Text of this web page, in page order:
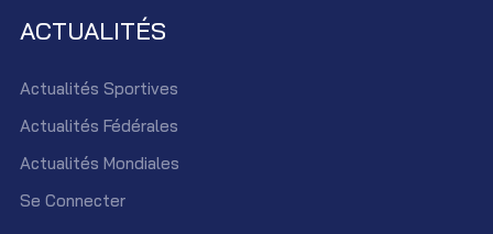
ACTUALITÉS
Actualités Sportives
Actualités Fédérales
Actualités Mondiales
Se Connecter